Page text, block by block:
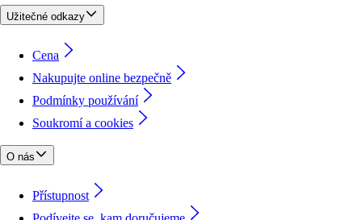
Užitečné odkazy
Cena
Nakupujte online bezpečně
Podmínky používání
Soukromí a cookies
O nás
Přístupnost